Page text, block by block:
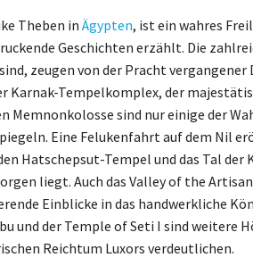
Theben in Ägypten, ist ein wahres
Geschichten erzählt. Die
zeugen von der Pracht vergangener
Karnak-Tempelkomplex, der
Memnonkolosse sind nur einige der
Eine Felukenfahrt auf dem Nil
Hatschepsut-Tempel und das Tal der
liegt. Auch das Valley of the
Einblicke in das handwerkliche
und der Temple of Seti I sind weitere
Reichtum Luxors verdeutlichen.